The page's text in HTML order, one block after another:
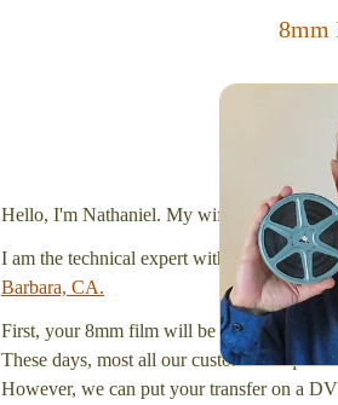
8mm
Simplify -
We transfer
stick (or hard
Hello, I'm Nathaniel. My wife Laura and I
I am the technical expert with adegree in
Barbara, CA.
First, your 8mm film will be inspected
These days, most all our customers
However, we can put your transfer on a